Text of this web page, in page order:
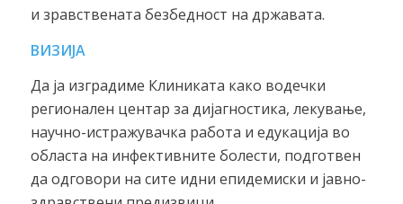
и зравствената безбедност на државата.
ВИЗИЈА
Да ја изградиме Клиниката како водечки
регионален центар за дијагностика, лекување,
научно-истражувачка работа и едукација во
областа на инфективните болести, подготвен
да одговори на сите идни епидемиски и јавно-